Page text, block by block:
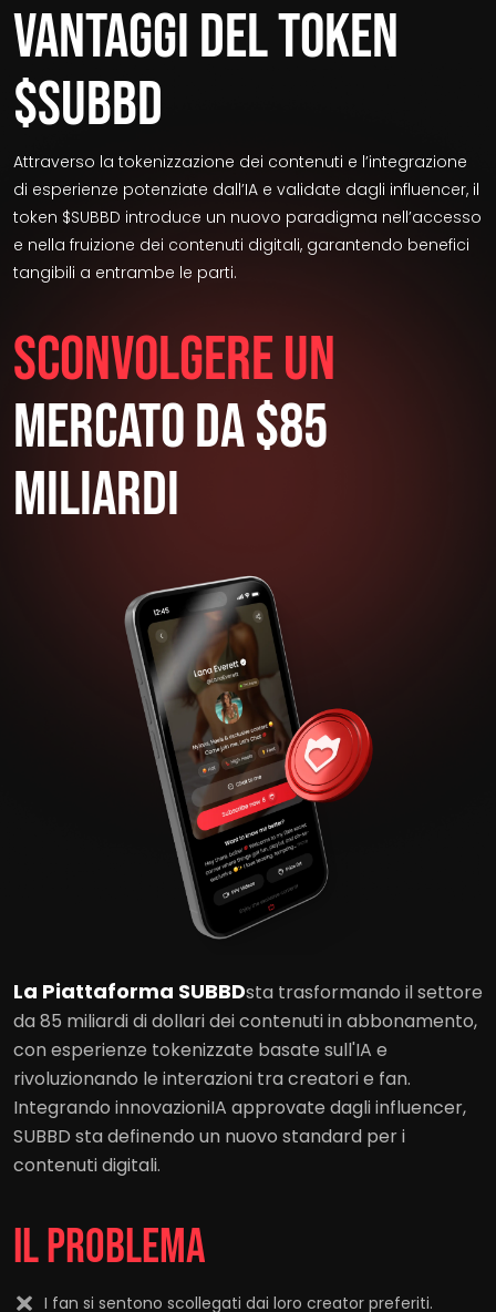
Vantaggi Del Token
$SUBBD
Attraverso la tokenizzazione dei contenuti e l’integrazione
di esperienze potenziate dall’IA e validate dagli influencer, il
token $SUBBD introduce un nuovo paradigma nell’accesso
e nella fruizione dei contenuti digitali, garantendo benefici
tangibili a entrambe le parti.
Sconvolgere Un
Mercato Da $85
Miliardi
La Piattaforma SUBBDsta trasformando il settore
da 85 miliardi di dollari dei contenuti in abbonamento,
con esperienze tokenizzate basate sull'IA e
rivoluzionando le interazioni tra creatori e fan.
Integrando innovazioniIA approvate dagli influencer,
SUBBD sta definendo un nuovo standard per i
contenuti digitali.
IL PROBLEMA
I fan si sentono scollegati dai loro creator preferiti.